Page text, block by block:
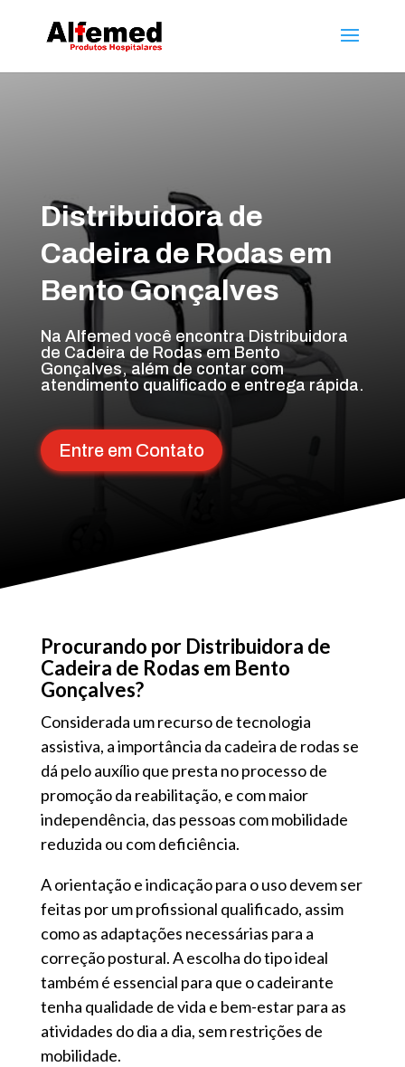
Distribuidora de
Cadeira de Rodas em
Bento Gonçalves
Na Alfemed você encontra Distribuidora
de Cadeira de Rodas em Bento
Gonçalves, além de contar com
atendimento qualificado e entrega rápida.
Entre em Contato
Procurando por Distribuidora de
Cadeira de Rodas em Bento
Gonçalves?
Considerada um recurso de tecnologia
assistiva, a importância da cadeira de rodas se
dá pelo auxílio que presta no processo de
promoção da reabilitação, e com maior
independência, das pessoas com mobilidade
reduzida ou com deficiência.
A orientação e indicação para o uso devem ser
feitas por um profissional qualificado, assim
como as adaptações necessárias para a
correção postural. A escolha do tipo ideal
também é essencial para que o cadeirante
tenha qualidade de vida e bem-estar para as
atividades do dia a dia, sem restrições de
mobilidade.